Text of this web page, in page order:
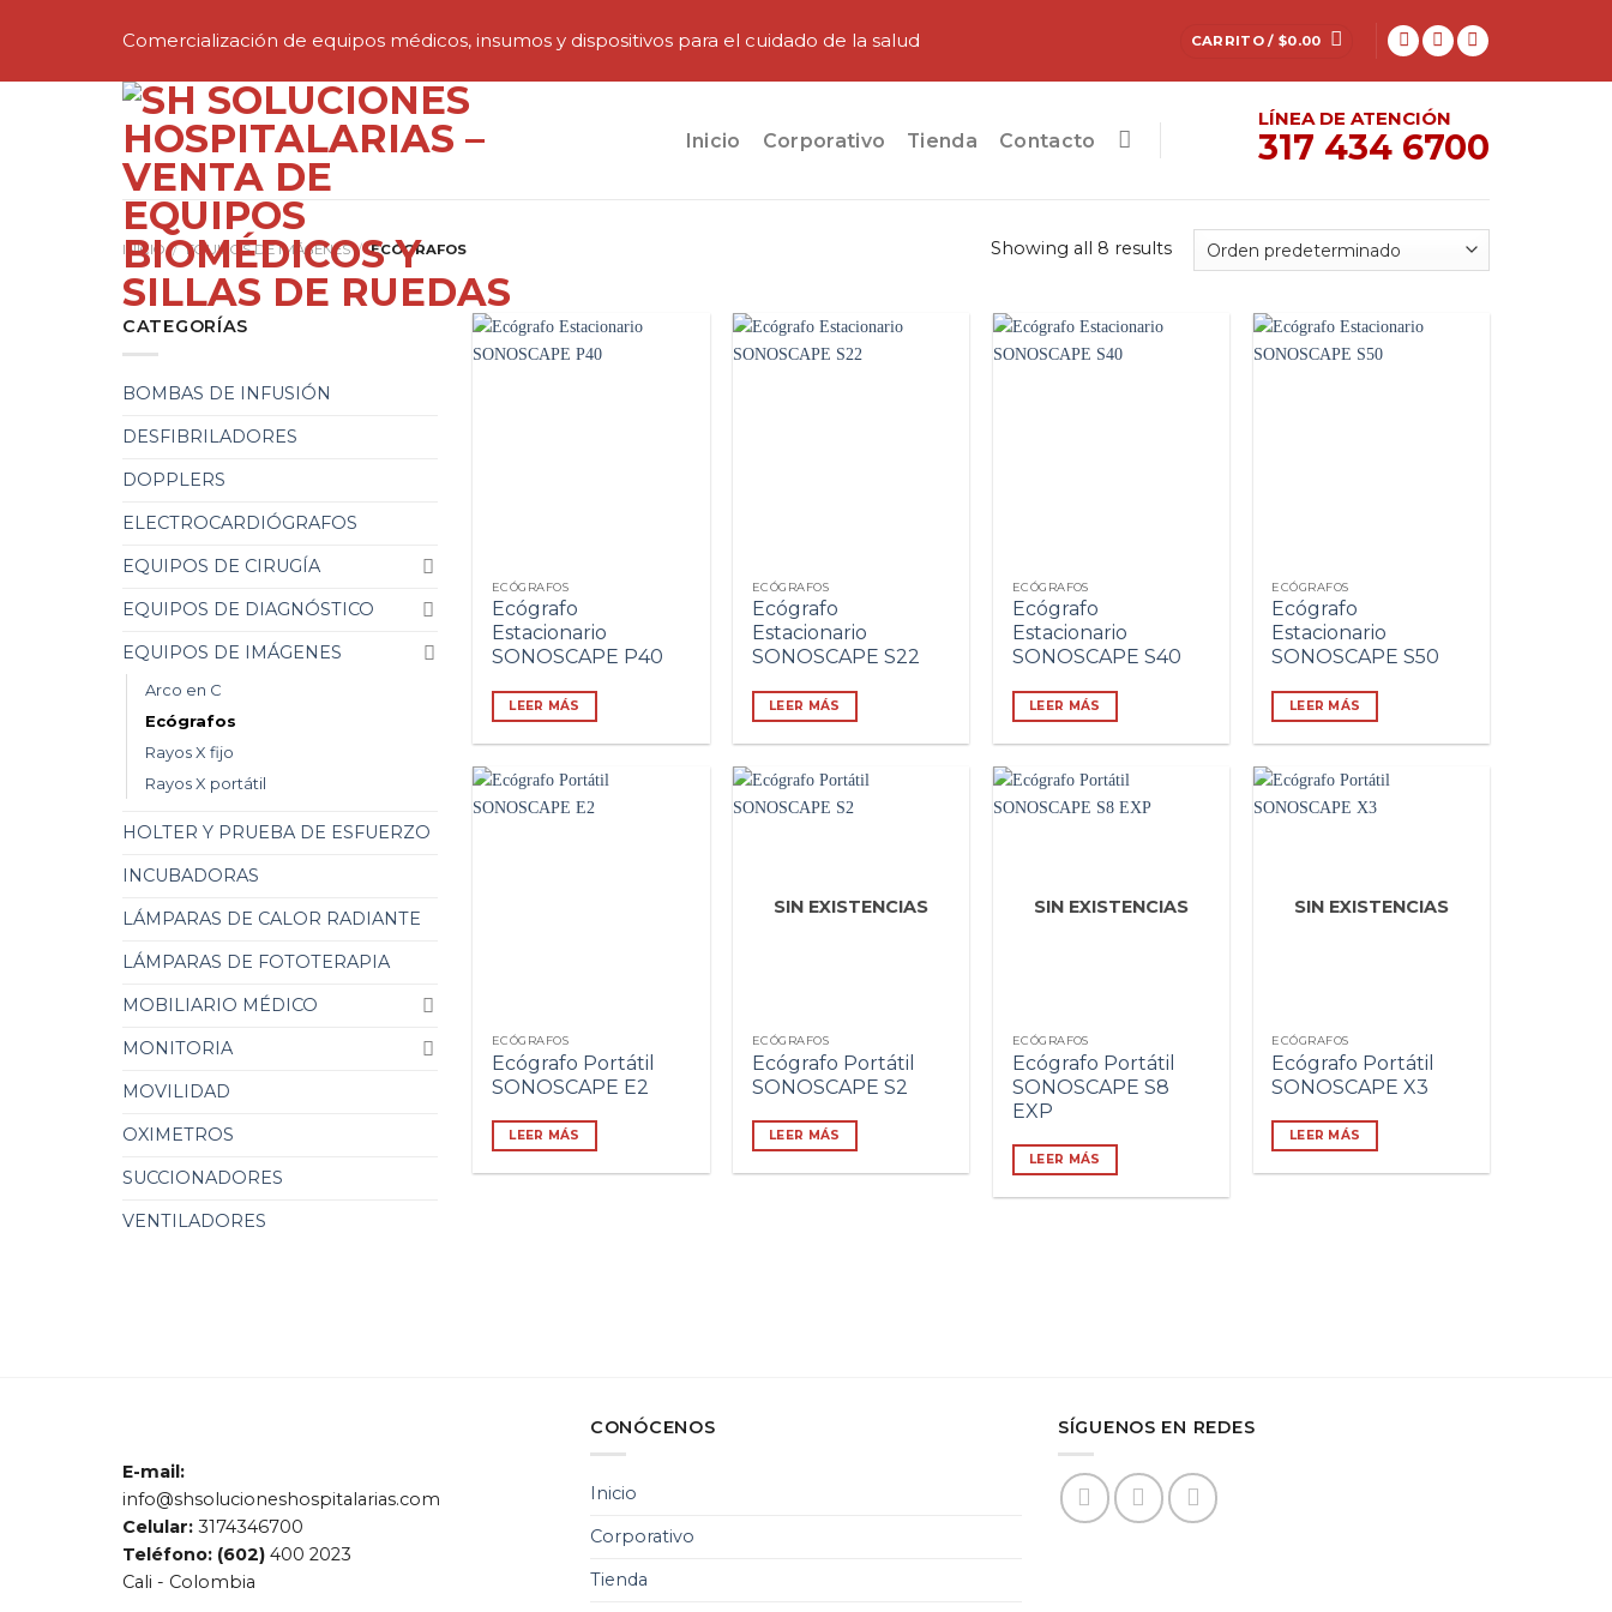
Comercialización de equipos médicos, insumos y dispositivos para el cuidado de la salud CARRITO / $0.00
Inicio Corporativo Tienda Contacto
LÍNEA DE ATENCIÓN
317 434 6700
INICIO / EQUIPOS DE IMÁGENES / ECÓGRAFOS Showing all 8 results
CATEGORÍAS
BOMBAS DE INFUSIÓN
DESFIBRILADORES
DOPPLERS
ELECTROCARDIÓGRAFOS
EQUIPOS DE CIRUGÍA
EQUIPOS DE DIAGNÓSTICO
EQUIPOS DE IMÁGENES
Arco en C
Ecógrafos
Rayos X fijo
Rayos X portátil
HOLTER Y PRUEBA DE ESFUERZO
INCUBADORAS
LÁMPARAS DE CALOR RADIANTE
LÁMPARAS DE FOTOTERAPIA
MOBILIARIO MÉDICO
MONITORIA
MOVILIDAD
OXIMETROS
SUCCIONADORES
VENTILADORES
ECÓGRAFOS
Ecógrafo
Estacionario
SONOSCAPE P40
LEER MÁS
ECÓGRAFOS
Ecógrafo
Estacionario
SONOSCAPE S22
LEER MÁS
ECÓGRAFOS
Ecógrafo
Estacionario
SONOSCAPE S40
LEER MÁS
ECÓGRAFOS
Ecógrafo
Estacionario
SONOSCAPE S50
LEER MÁS
ECÓGRAFOS
Ecógrafo Portátil
SONOSCAPE E2
LEER MÁS
SIN EXISTENCIAS
ECÓGRAFOS
Ecógrafo Portátil
SONOSCAPE S2
LEER MÁS
SIN EXISTENCIAS
ECÓGRAFOS
Ecógrafo Portátil
SONOSCAPE S8
EXP
LEER MÁS
SIN EXISTENCIAS
ECÓGRAFOS
Ecógrafo Portátil
SONOSCAPE X3
LEER MÁS
E-mail:
info@shsolucioneshospitalarias.com
Celular: 3174346700
Teléfono: (602) 400 2023
Cali - Colombia
CONÓCENOS
Inicio
Corporativo
Tienda
SÍGUENOS EN REDES